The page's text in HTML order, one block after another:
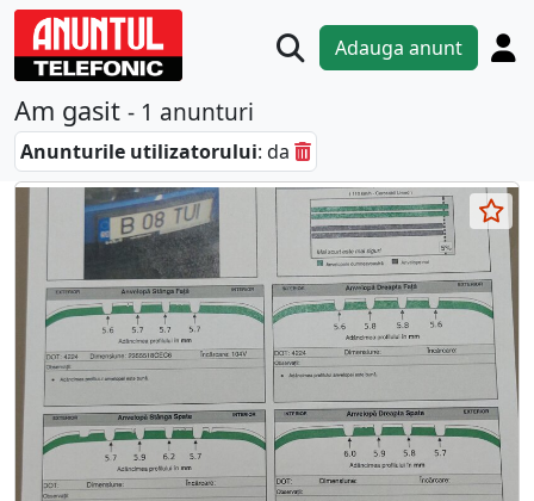
Adauga anunt
Am gasit - 1 anunturi
Anunturile utilizatorului: da